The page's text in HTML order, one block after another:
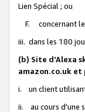
Lien Spécial ; ou
F. concernant
iii. dans les 180
(b) Site d'Alexa
amazon.co.uk et
i. un client utilisant
ii. au cours d'une